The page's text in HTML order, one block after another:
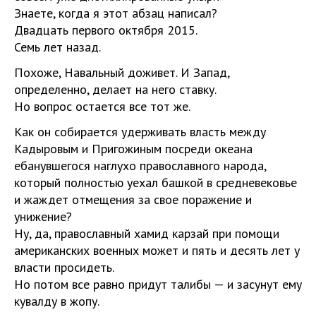
Знаете, когда я этот абзац написал?
Двадцать первого октября 2015.
Семь лет назад.
Похоже, Навальный доживет. И Запад,
определенно, делает на него ставку.
Но вопрос остается все тот же.
Как он собирается удерживать власть между
Кадыровым и Пригожиным посреди океана
ебанувшегося наглухо православного народа,
который полностью уехал башкой в средневековье
и жаждет отмещения за свое поражение и
унижение?
Ну, да, православный хамид карзай при помощи
американских военных может и пять и десять лет у
власти просидеть.
Но потом все равно придут талибы — и засунут ему
кувалду в жопу.